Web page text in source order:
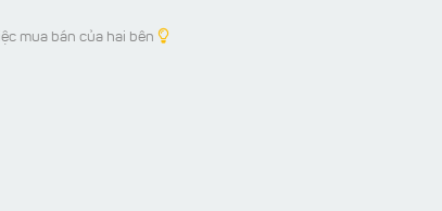
mua bán của hai bên